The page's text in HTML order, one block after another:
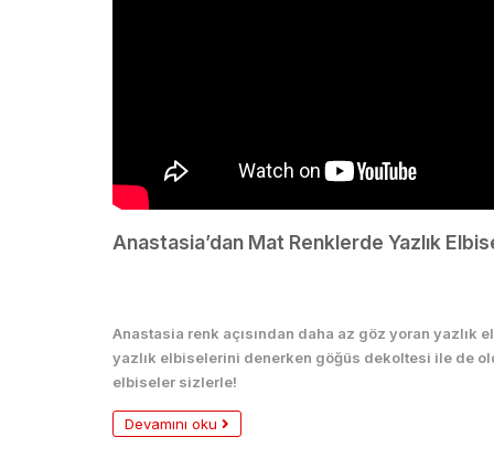
Anastasia’dan Mat Renklerde Yazlık
Anastasia renk açısından daha az göz yoran yazlık
yazlık elbiselerini denerken göğüs dekoltesi ile de
elbiseler sizlerle!
Devamını oku